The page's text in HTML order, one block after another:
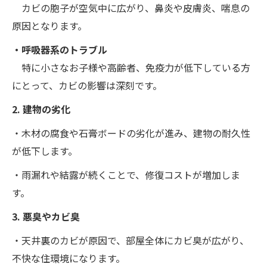
カビの胞子が空気中に広がり、鼻炎や皮膚炎、喘息の
原因となります。
・呼吸器系のトラブル
特に小さなお子様や高齢者、免疫力が低下している方
にとって、カビの影響は深刻です。
2. 建物の劣化
・木材の腐食や石膏ボードの劣化が進み、建物の耐久性
が低下します。
・雨漏れや結露が続くことで、修復コストが増加しま
す。
3. 悪臭やカビ臭
・天井裏のカビが原因で、部屋全体にカビ臭が広がり、
不快な住環境になります。